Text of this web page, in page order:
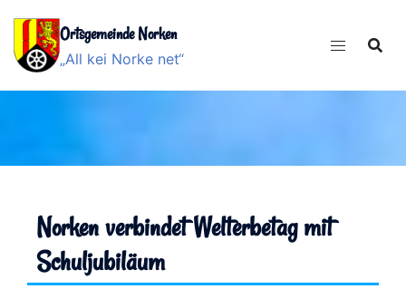
Ortsgemeinde Norken
„All kei Norke net“
Norken verbindet Welterbetag mit
Schuljubiläum